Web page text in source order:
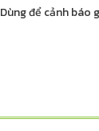
để cảnh